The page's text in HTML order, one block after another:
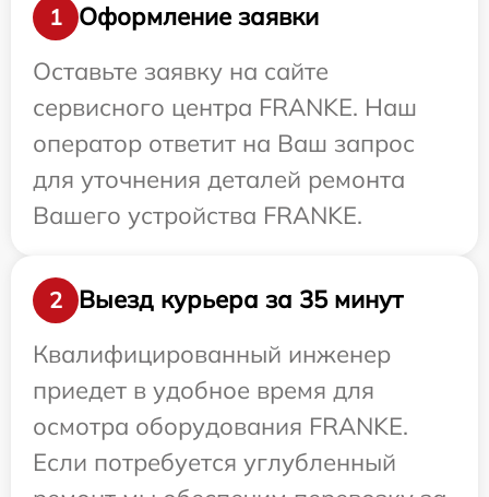
1
Оформление заявки
Оставьте заявку на сайте
сервисного центра FRANKE. Наш
оператор ответит на Ваш запрос
для уточнения деталей ремонта
Вашего устройства FRANKE.
2
Выезд курьера за 35 минут
Квалифицированный инженер
приедет в удобное время для
осмотра оборудования FRANKE.
Если потребуется углубленный